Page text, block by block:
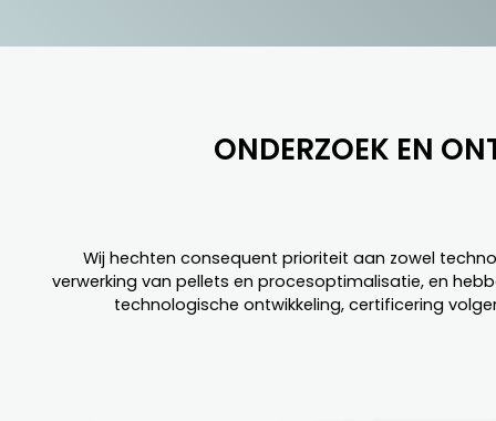
ONDERZOEK EN
Wij hechten consequent prioriteit aan zowel
verwerking van pellets en procesoptimalisatie, en
technologische ontwikkeling, certificering